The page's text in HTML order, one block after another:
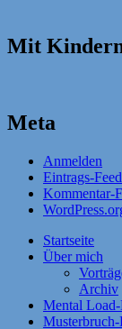
Mit
Meta
Anmelden
Eintrags-Feed
Kommentar-
Startseite
Über mich
Archiv
Mental